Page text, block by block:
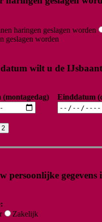
haringen geslagen worden
geslagen worden
wilt u de
Einddatum
2
persoonlijke gegevens
Zakelijk